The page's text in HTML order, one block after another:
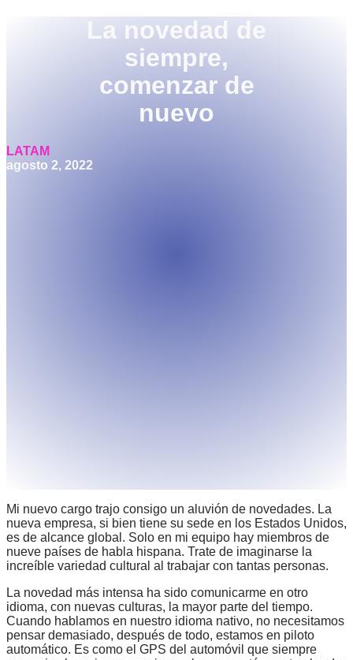
La novedad de
siempre,
comenzar de
nuevo
LATAM
agosto 2, 2022
Mi nuevo cargo trajo consigo un aluvión de novedades. La
nueva empresa, si bien tiene su sede en los Estados Unidos,
es de alcance global. Solo en mi equipo hay miembros de
nueve países de habla hispana. Trate de imaginarse la
increíble variedad cultural al trabajar con tantas personas.
La novedad más intensa ha sido comunicarme en otro
idioma, con nuevas culturas, la mayor parte del tiempo.
Cuando hablamos en nuestro idioma nativo, no necesitamos
pensar demasiado, después de todo, estamos en piloto
automático. Es como el GPS del automóvil que siempre